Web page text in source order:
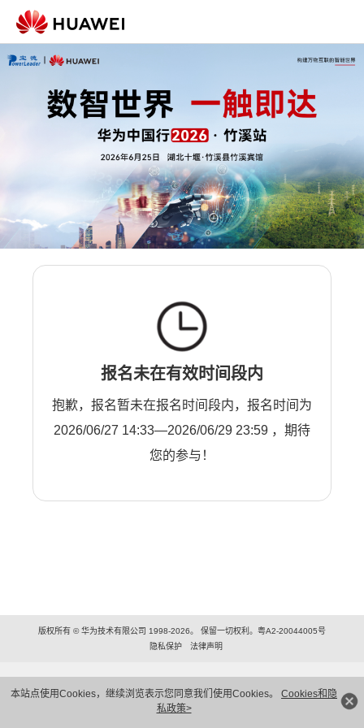
本站点使用Cookies，继续浏览表示您同意我们使用Cookies。 Cookies和隐
私政策>
报名未在有效时间段内
抱歉，报名暂未在报名时间段内，报名时间为
2026/06/27 14:33—2026/06/29 23:59 ，期待
您的参与！
版权所有 © 华为技术有限公司 1998-2026。 保留一切权利。粤A2-20044005号
隐私保护
法律声明